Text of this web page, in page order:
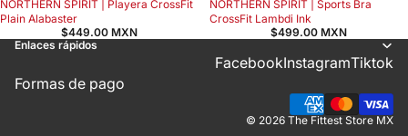
NORTHERN SPIRIT | Playera CrossFit
Plain Alabaster
$449.00 MXN
NORTHERN SPIRIT | Sports Bra
CrossFit Lambdi Ink
$499.00 MXN
Enlaces rápidos
FacebookInstagramTiktok
Formas de pago
© 2026 The Fittest Store MX